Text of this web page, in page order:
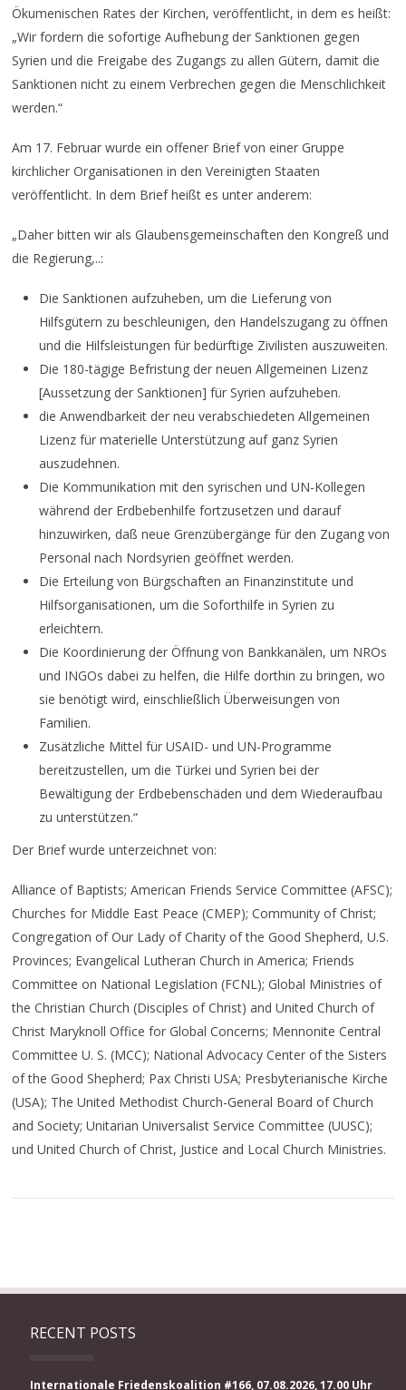
Ökumenischen Rates der Kirchen, veröffentlicht, in dem es heißt:
„Wir fordern die sofortige Aufhebung der Sanktionen gegen
Syrien und die Freigabe des Zugangs zu allen Gütern, damit die
Sanktionen nicht zu einem Verbrechen gegen die Menschlichkeit
werden.“
Am 17. Februar wurde ein offener Brief von einer Gruppe
kirchlicher Organisationen in den Vereinigten Staaten
veröffentlicht. In dem Brief heißt es unter anderem:
„Daher bitten wir als Glaubensgemeinschaften den Kongreß und
die Regierung,..:
Die Sanktionen aufzuheben, um die Lieferung von
Hilfsgütern zu beschleunigen, den Handelszugang zu öffnen
und die Hilfsleistungen für bedürftige Zivilisten auszuweiten.
Die 180-tägige Befristung der neuen Allgemeinen Lizenz
[Aussetzung der Sanktionen] für Syrien aufzuheben.
die Anwendbarkeit der neu verabschiedeten Allgemeinen
Lizenz für materielle Unterstützung auf ganz Syrien
auszudehnen.
Die Kommunikation mit den syrischen und UN-Kollegen
während der Erdbebenhilfe fortzusetzen und darauf
hinzuwirken, daß neue Grenzübergänge für den Zugang von
Personal nach Nordsyrien geöffnet werden.
Die Erteilung von Bürgschaften an Finanzinstitute und
Hilfsorganisationen, um die Soforthilfe in Syrien zu
erleichtern.
Die Koordinierung der Öffnung von Bankkanälen, um NROs
und INGOs dabei zu helfen, die Hilfe dorthin zu bringen, wo
sie benötigt wird, einschließlich Überweisungen von
Familien.
Zusätzliche Mittel für USAID- und UN-Programme
bereitzustellen, um die Türkei und Syrien bei der
Bewältigung der Erdbebenschäden und dem Wiederaufbau
zu unterstützen.“
Der Brief wurde unterzeichnet von:
Alliance of Baptists; American Friends Service Committee (AFSC);
Churches for Middle East Peace (CMEP); Community of Christ;
Congregation of Our Lady of Charity of the Good Shepherd, U.S.
Provinces; Evangelical Lutheran Church in America; Friends
Committee on National Legislation (FCNL); Global Ministries of
the Christian Church (Disciples of Christ) and United Church of
Christ Maryknoll Office for Global Concerns; Mennonite Central
Committee U. S. (MCC); National Advocacy Center of the Sisters
of the Good Shepherd; Pax Christi USA; Presbyterianische Kirche
(USA); The United Methodist Church-General Board of Church
and Society; Unitarian Universalist Service Committee (UUSC);
und United Church of Christ, Justice and Local Church Ministries.
RECENT POSTS
Internationale Friedenskoalition #166, 07.08.2026, 17.00 Uhr